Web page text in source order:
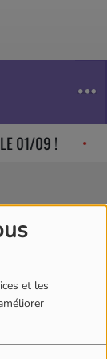
et les
01/09 !